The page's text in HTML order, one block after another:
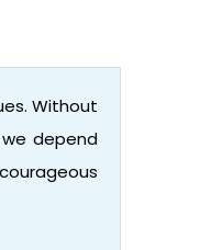
Without
depend